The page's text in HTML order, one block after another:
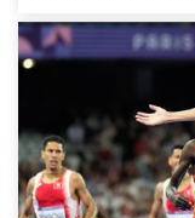
krajiny.